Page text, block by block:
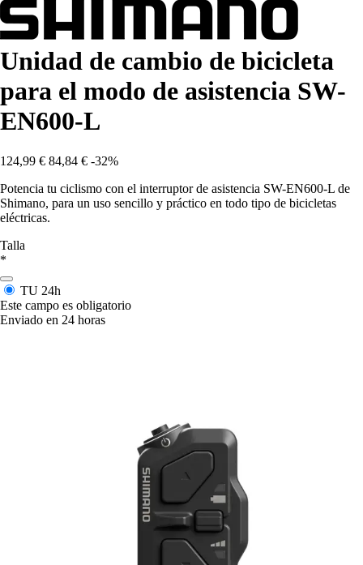
Unidad de cambio de bicicleta
para el modo de asistencia SW-
EN600-L
124,99 € 84,84 € -32%
Potencia tu ciclismo con el interruptor de asistencia SW-EN600-L de
Shimano, para un uso sencillo y práctico en todo tipo de bicicletas
eléctricas.
Talla
*
TU 24h
Este campo es obligatorio
Enviado en 24 horas